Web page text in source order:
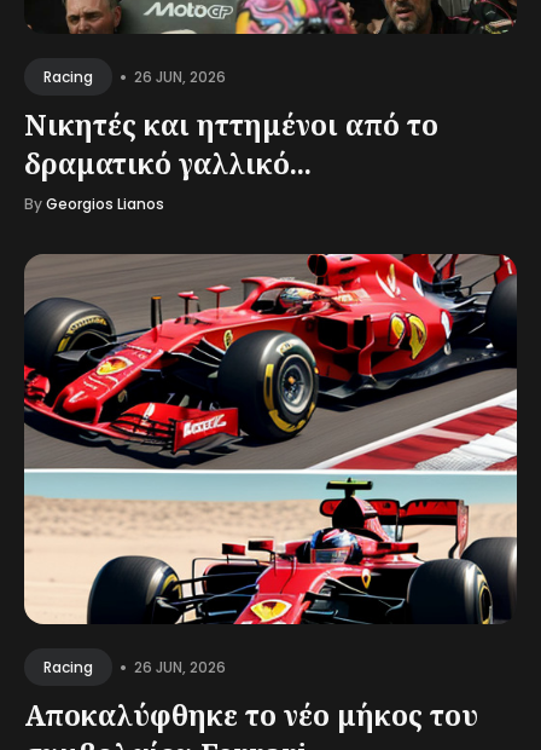
Racing • 26 JUN, 2026
Νικητές και ηττημένοι από το
δραματικό γαλλικό...
ByGeorgios Lianos
Racing • 26 JUN, 2026
Αποκαλύφθηκε το νέο μήκος του